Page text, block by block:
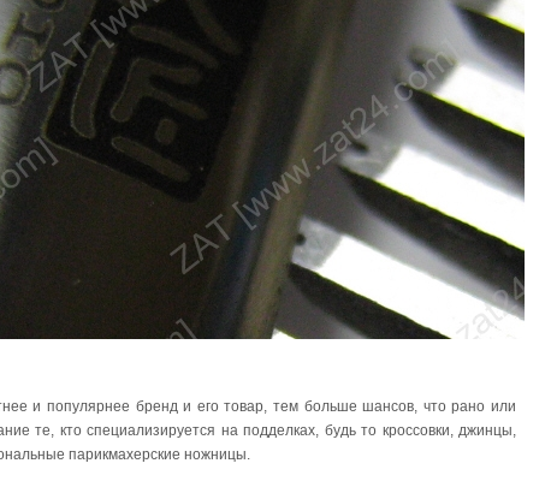
и популярнее бренд и его товар, тем больше шансов, что рано или
те, кто специализируется на подделках, будь то кроссовки, джинцы,
парикмахерские ножницы.